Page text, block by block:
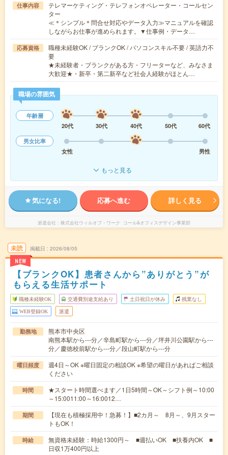
仕事内容
テレマーケティング・テレフォンオペレーター・コールセン
ター
≪＊シンプル＊問合せ対応やデータ入力≫マニュアルを確認
しながらお仕事が進められます。▼仕事例・データ…
応募資格
職種未経験OK / ブランクOK / パソコンスキル不要 / 英語力不
要
★未経験者・ブランクがある方・フリーターなど、みなさま
大歓迎★・新卒・第二新卒など社会人経験がほとん…
職場の雰囲気
年齢層
20代
30代 40代 50代
60代
男女比率
女性
男性
もっと見る
気になる! 応募へ進む 詳しく見る
派遣会社 株式会社ウィルオブ・ワーク コール&オフィスデザイン事業部
未読
NEW
掲載日 2026/08/05
【ブランクOK】患者さんから”ありがとう”が
もらえる生活サポート
職種未経験OK 交通費別途支給あり 土日祝日が休み 残業なし
WEB登録OK 派遣
勤務地
熊本市中央区
南熊本駅から---分／辛島町駅から---分／坪井川公園駅から---
分／慶徳校前駅から---分／段山町駅から---分
曜日頻度
週4日～OK ※曜日固定の相談OK ※希望の曜日があればご相談
ください
時間
★スタート時間選べます／1日5時間～OK～シフト例～10:00
～15:0011:00～16:0012…
期間
【現在も積極採用中！急募！】■2カ月～ 8月～、9月スター
トもOK！
時給
無資格未経験：時給1300円～ ■週払いOK ■扶養内OK ■
日収1万400円以上